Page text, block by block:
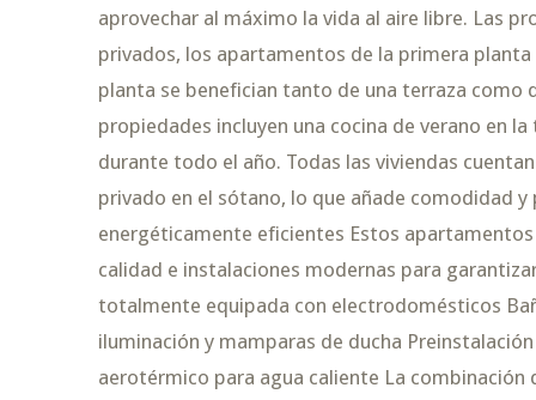
aprovechar al máximo la vida al aire libre. Las
privados, los apartamentos de la primera
planta se benefician tanto de una terraza como
propiedades incluyen una cocina de verano en
durante todo el año. Todas las viviendas
privado en el sótano, lo que añade comodidad
energéticamente eficientes Estos
calidad e instalaciones modernas para
totalmente equipada con electrodomésticos
iluminación y mamparas de ducha
aerotérmico para agua caliente La